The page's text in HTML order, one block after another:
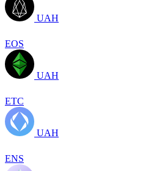
UAH
EOS
UAH
ETC
UAH
ENS